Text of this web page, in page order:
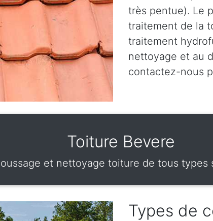
très pentue). Le
traitement de la
traitement
nettoyage et au
contactez-nous
Toiture Bevere
et nettoyage toiture de tous types
Types de